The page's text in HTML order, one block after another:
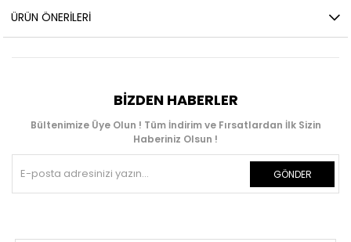
ÜRÜN ÖNERILERI
BIZDEN HABERLER
Bültenimize Üye Olun ! Tüm İndirim ve Fırsatlardan İlk Sizin
Haberiniz Olsun !
GÖNDER